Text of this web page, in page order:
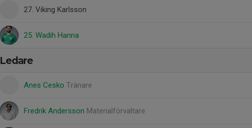
27. Viking Karlsson
25. Wadih Hanna
Ledare
Anes Cesko Tränare
Fredrik Andersson Materialförvaltare